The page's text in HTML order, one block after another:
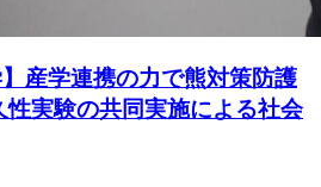
】産学連携の力で熊対策防護
実験の共同実施による社会